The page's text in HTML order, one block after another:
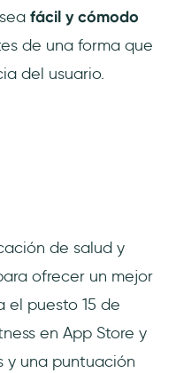
fácil y cómodo
de una forma que
del usuario.
de salud y
ofrecer un mejor
el puesto 15 de
en App Store y
y una puntuación